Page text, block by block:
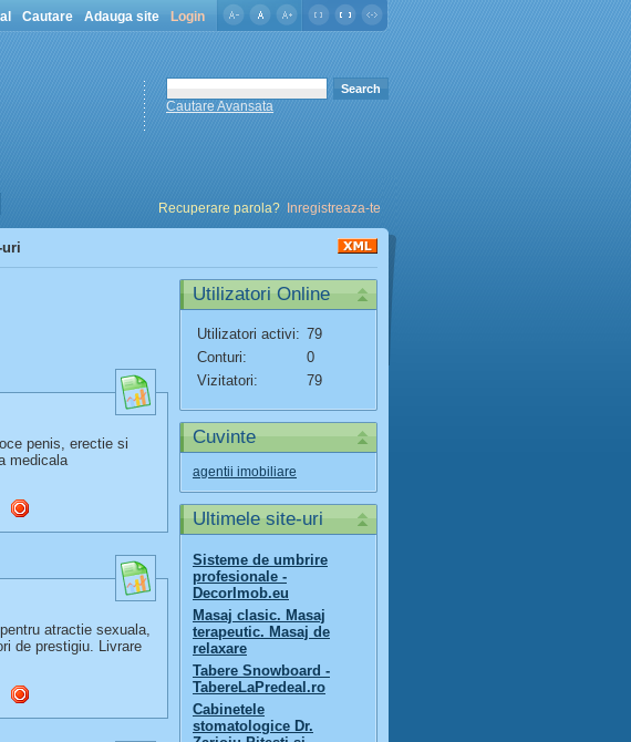
Cautare Adauga site Login
Cautare Avansata
Recuperare parola?
Inregistreaza-te
uri
penis, erectie si
medicala
atractie sexuala,
de prestigiu. Livrare
Utilizatori Online
Utilizatori activi: 79
Conturi:
0
Vizitatori:
79
Cuvinte
agentii imobiliare
Ultimele site-uri
Sisteme de umbrire
profesionale -
DecorImob.eu
Masaj clasic. Masaj
terapeutic. Masaj de
relaxare
Tabere Snowboard -
TabereLaPredeal.ro
Cabinetele
stomatologice Dr.